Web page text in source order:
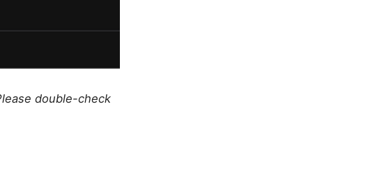
double-check